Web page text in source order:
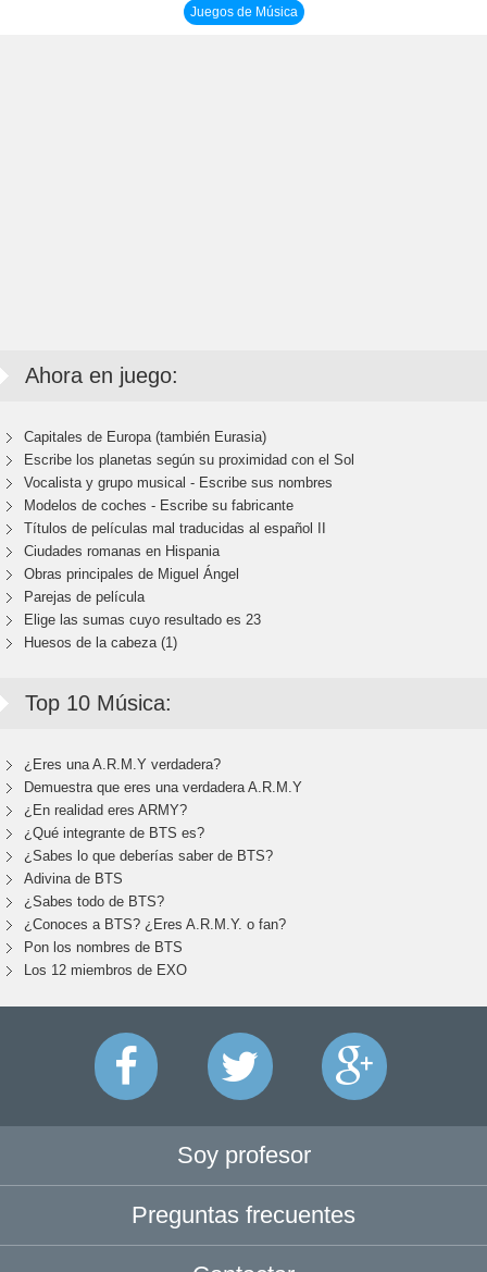
Juegos de Música
Ahora en juego:
Capitales de Europa (también Eurasia)
Escribe los planetas según su proximidad con el Sol
Vocalista y grupo musical - Escribe sus nombres
Modelos de coches - Escribe su fabricante
Títulos de películas mal traducidas al español II
Ciudades romanas en Hispania
Obras principales de Miguel Ángel
Parejas de película
Elige las sumas cuyo resultado es 23
Huesos de la cabeza (1)
Top 10 Música:
¿Eres una A.R.M.Y verdadera?
Demuestra que eres una verdadera A.R.M.Y
¿En realidad eres ARMY?
¿Qué integrante de BTS es?
¿Sabes lo que deberías saber de BTS?
Adivina de BTS
¿Sabes todo de BTS?
¿Conoces a BTS? ¿Eres A.R.M.Y. o fan?
Pon los nombres de BTS
Los 12 miembros de EXO
Soy profesor
Preguntas frecuentes